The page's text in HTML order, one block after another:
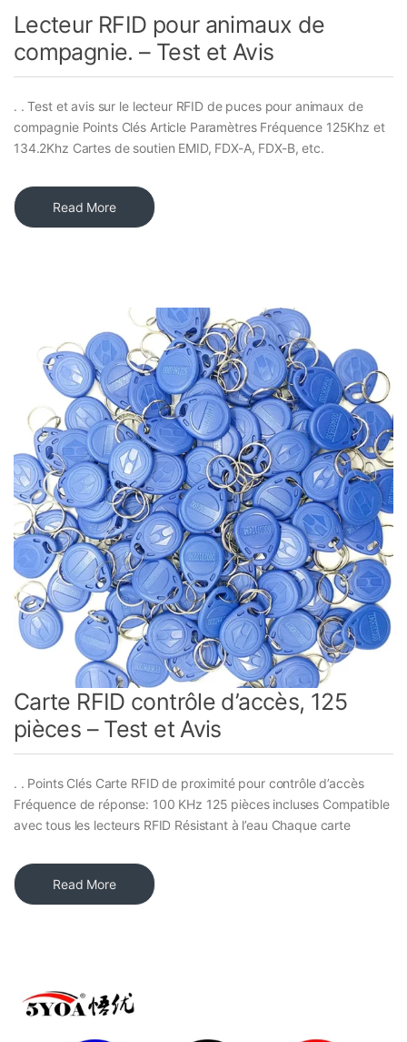
Lecteur RFID pour animaux de
compagnie. – Test et Avis
. . Test et avis sur le lecteur RFID de puces pour animaux de
compagnie Points Clés Article Paramètres Fréquence 125Khz et
134.2Khz Cartes de soutien EMID, FDX-A, FDX-B, etc.
Read More
Carte RFID contrôle d’accès, 125
pièces – Test et Avis
. . Points Clés Carte RFID de proximité pour contrôle d’accès
Fréquence de réponse: 100 KHz 125 pièces incluses Compatible
avec tous les lecteurs RFID Résistant à l’eau Chaque carte
Read More